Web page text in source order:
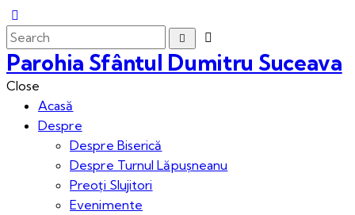
Parohia Sfântul Dumitru Suceava
Close
Acasă
Despre
Despre Biserică
Despre Turnul Lăpușneanu
Preoți Slujitori
Evenimente